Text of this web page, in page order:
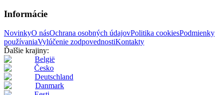
Informácie
NovinkyO násOchrana osobných údajovPolitika cookiesPodmienky
používaniaVylúčenie zodpovednostiKontakty
Ďalšie krajiny:
België
Česko
Deutschland
Danmark